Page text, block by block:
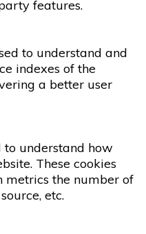
features.
to understand and
indexes of the
a better user
understand how
These cookies
metrics the number of
etc.